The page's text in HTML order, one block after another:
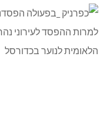
למרות ההפסד לעירוני
הלאומית לנוער בכדורסל